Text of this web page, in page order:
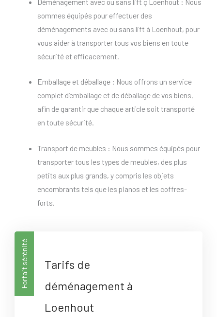
sommes équipés pour effectuer des
déménagements avec ou sans lift à Loenhout, pour
vous aider à transporter tous vos biens en toute
sécurité et efficacement.
Emballage et déballage : Nous offrons un service
complet d’emballage et de déballage de vos biens,
afin de garantir que chaque article soit transporté
en toute sécurité.
Transport de meubles : Nous sommes équipés pour
transporter tous les types de meubles, des plus
petits aux plus grands, y compris les objets
encombrants tels que les pianos et les coffres-
forts.
Forfait sérénité
Tarifs de
déménagement à
Loenhout